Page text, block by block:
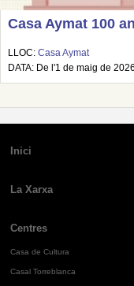
Casa Aymat 100
LLOC: Casa Aymat
DATA: De l'1 de maig de
Inici
La Xarxa
Centres
Casa de Cultura
Casal Torreblanca